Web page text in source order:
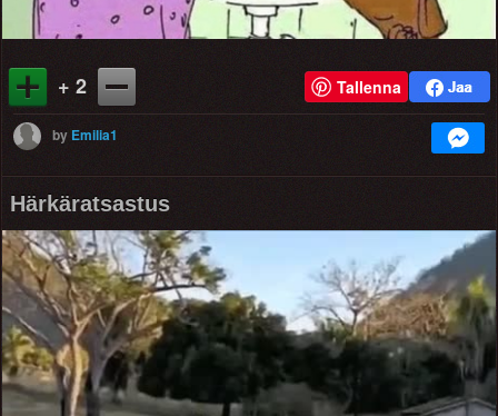
+ 2 Tallenna
by Emilia1
Härkäratsastus